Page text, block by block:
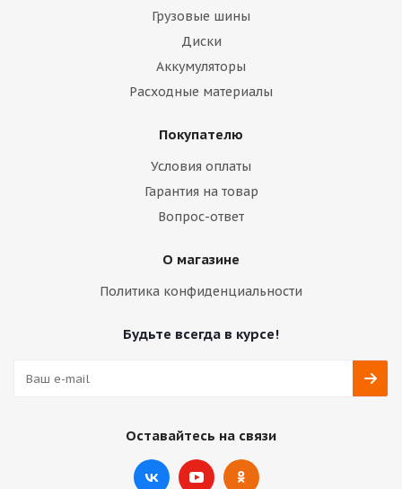
Грузовые шины
Диски
Аккумуляторы
Расходные материалы
Покупателю
Условия оплаты
Гарантия на товар
Вопрос-ответ
О магазине
Политика конфиденциальности
Будьте всегда в курсе!
Оставайтесь на связи